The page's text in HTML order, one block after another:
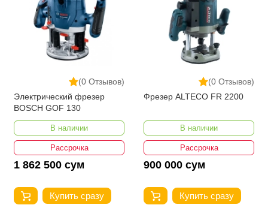
(0 Отзывов)
Электрический фрезер
BOSCH GOF 130
В наличии
Рассрочка
1 862 500 сум
Купить сразу
(0 Отзывов)
Фрезер ALTECO FR 2200
В наличии
Рассрочка
900 000 сум
Купить сразу